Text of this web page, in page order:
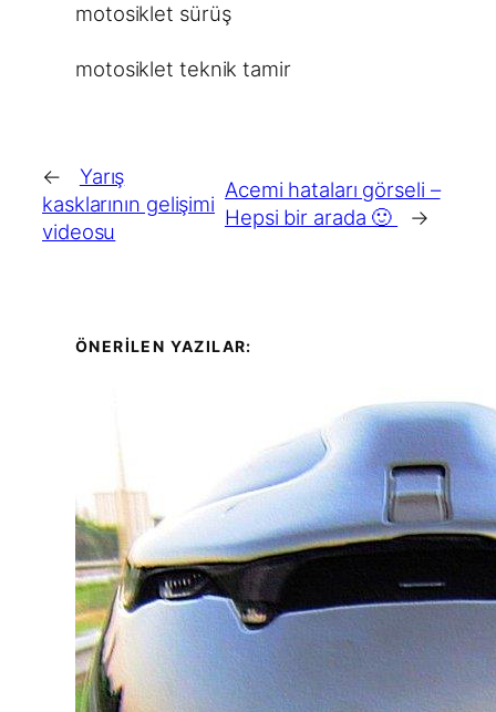
motosiklet sürüş
motosiklet teknik tamir
←
Yarış
kasklarının gelişimi
videosu
Acemi hataları görseli –
Hepsi bir arada 🙂
→
ÖNERİLEN YAZILAR: